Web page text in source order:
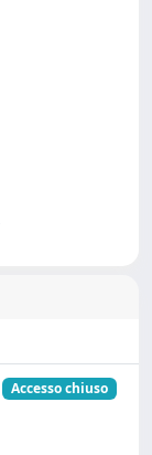
Accesso chiuso